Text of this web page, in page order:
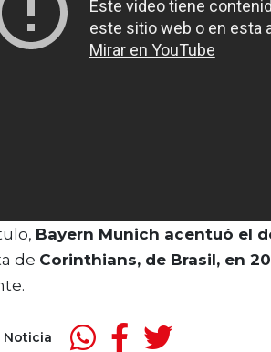
Bayern Munich acentuó el
de Corinthians, de Brasil, en
Noticia